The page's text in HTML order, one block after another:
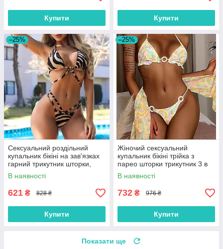
Купити Купити
–25%
Сексуальний роздільний
купальник бікіні на зав'язках
гарний трикутник шторки,
зебра, розмір S, M, L
В наявності
621 ₴ 828 ₴
Купити
–25%
Жіночий сексуальний
купальник бікіні трійка з
парео шторки трикутник 3 в
1, кольоровий, розмір S, M, L
В наявності
732 ₴ 976 ₴
Купити
Показати ще